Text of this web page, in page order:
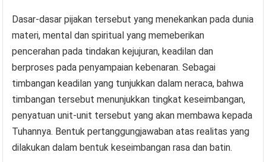
Dasar-dasar pijakan tersebut yang menekankan pada dunia
materi, mental dan spiritual yang memeberikan
pencerahan pada tindakan kejujuran, keadilan dan
berproses pada penyampaian kebenaran. Sebagai
timbangan keadilan yang tunjukkan dalam neraca, bahwa
timbangan tersebut menunjukkan tingkat keseimbangan,
penyatuan unit-unit tersebut yang akan membawa kepada
Tuhannya. Bentuk pertanggungjawaban atas realitas yang
dilakukan dalam bentuk keseimbangan rasa dan batin.